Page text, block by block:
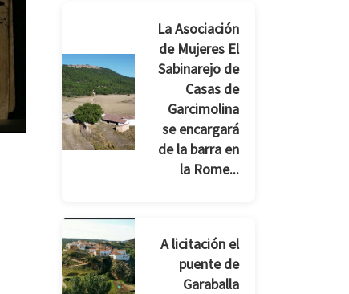
La Asociación
de Mujeres El
Sabinarejo de
Casas de
Garcimolina
se encargará
de la barra en
la Rome...
A licitación el
puente de
Garaballa